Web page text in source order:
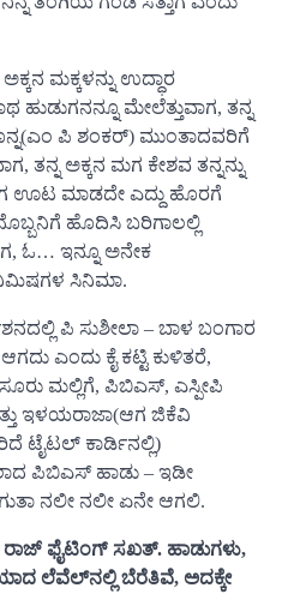
ಮಕ್ಕಳನ್ನು ಉದ್ಧಾರ
ಮೇಲೆತ್ತುವಾಗ, ತನ್ನ
ಪಿ ಶಂಕರ್)‌ ಮುಂತಾದವರಿಗೆ
ತನ್ನ ಅಕ್ಕನ ಮಗ ಕೇಶವ ತನ್ನನ್ನು
ಊಟ ಮಾಡದೇ ಎದ್ದು ಹೊರಗೆ
ಹೊದಿಸಿ ಬರಿಗಾಲಲ್ಲಿ
ಓ… ಇನ್ನೂ ಅನೇಕ
ನಿಮಿಷಗಳ ಸಿನಿಮಾ.
ಪಿ ಸುಶೀಲಾ – ಬಾಳ ಬಂಗಾರ
ಎಂದು ಕೈ ಕಟ್ಟಿ ಕುಳಿತರೆ,
ಮಲ್ಲಿಗೆ, ಪಿಬಿಎಸ್‌, ಎಸ್ಪೀಪಿ
ಇಳಯರಾಜಾ(ಆಗ ಜಿಕೆವಿ
ಟೈಟಲ್‌ ಕಾರ್ಡಿನಲ್ಲಿ)
ಪಿಬಿಎಸ್‌ ಹಾಡು – ಇಡೀ
ನಲೀ ನಲೀ ಏನೇ ಆಗಲಿ.
ಫೈಟಿಂಗ್‌ ಸಖತ್.‌ ಹಾಡುಗಳು,
ಲೆವೆಲ್‌ನಲ್ಲಿ ಬೆರೆತಿವೆ, ಅದಕ್ಕೇ